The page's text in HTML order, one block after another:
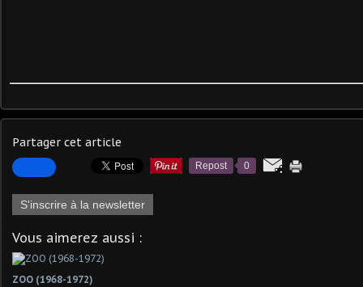
Partager cet article
Repost 0
S'inscrire à la newsletter
Vous aimerez aussi :
ZOO (1968-1972)